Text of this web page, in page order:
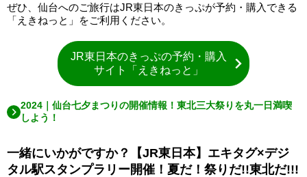
ぜひ、仙台へのご旅行はJR東日本のきっぷが予約・購入できる
「えきねっと」をご利用ください。
JR東日本のきっぷの予約・購入
サイト「えきねっと」
2024｜仙台七夕まつりの開催情報！東北三大祭りを丸一日満喫
しよう！
一緒にいかがですか？【JR東日本】エキタグ×デジ
タル駅スタンプラリー開催！夏だ！祭りだ!!東北だ!!!